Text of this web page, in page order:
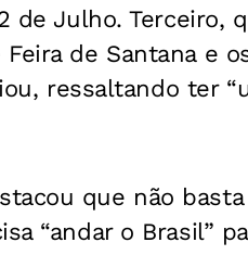
de Julho. Terceiro,
de Santana e
ressaltando ter
que não
“andar o Brasil”